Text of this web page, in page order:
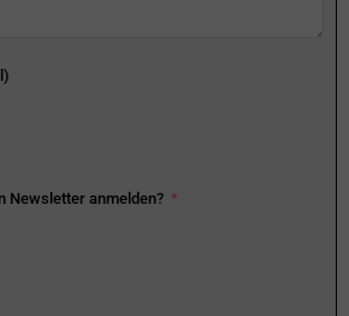
Newsletter anmelden?